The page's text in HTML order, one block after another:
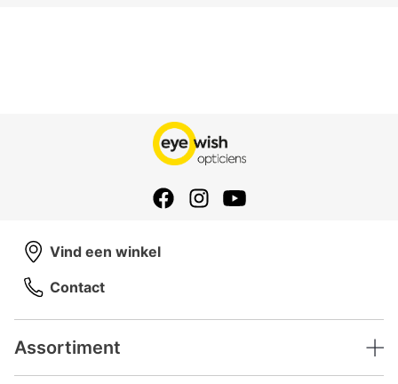
Assortiment
Vind een winkel
Contact